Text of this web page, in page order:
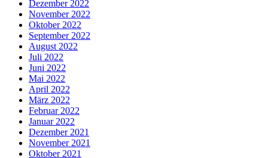
Dezember 2022
November 2022
Oktober 2022
September 2022
August 2022
Juli 2022
Juni 2022
Mai 2022
April 2022
März 2022
Februar 2022
Januar 2022
Dezember 2021
November 2021
Oktober 2021